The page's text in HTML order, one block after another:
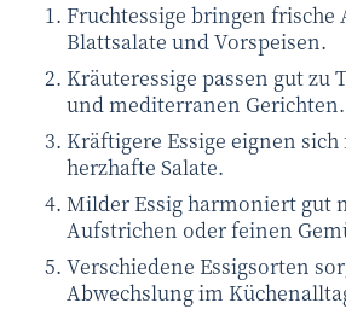
Fruchtessige bringen frische
Blattsalate und Vorspeisen.
Kräuteressige passen gut zu
und mediterranen Gerichten.
Kräftigere Essige eignen
herzhafte Salate.
Milder Essig harmoniert gut
Aufstrichen oder feinen
Verschiedene Essigsorten
Abwechslung im